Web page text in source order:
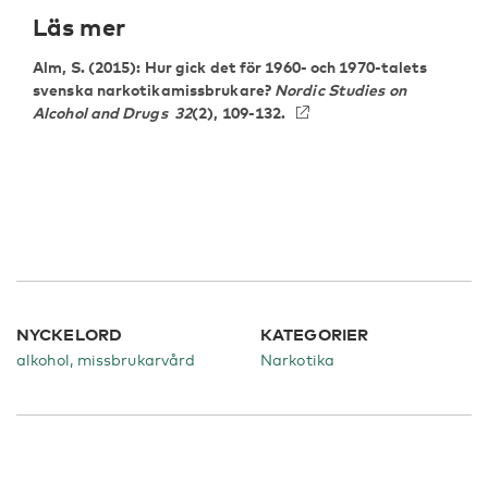
Läs mer
Alm, S.(2015): Hur gick det för 1960- och 1970-talets
svenska narkotikamissbrukare? Nordic Studies on
Alcohol and Drugs 32(2), 109-132.
NYCKELORD
alkohol, missbrukarvård
KATEGORIER
Narkotika